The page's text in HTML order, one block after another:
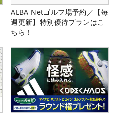
ALBA Netゴルフ場予約／【毎
週更新】特別優待プランはこ
ちら！